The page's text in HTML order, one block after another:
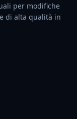
per modifiche
di alta qualità in